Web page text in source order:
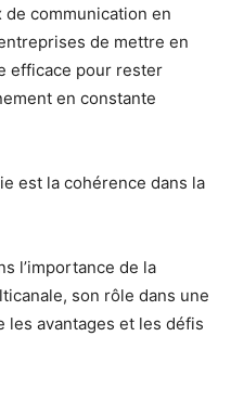
de communication en
de mettre en
efficace pour rester
en constante
est la cohérence dans la
l’importance de la
son rôle dans une
les avantages et les défis